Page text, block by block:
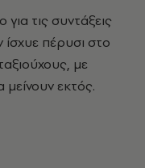
για τις συντάξεις
ίσχυε πέρυσι στο
με
μείνουν εκτός.